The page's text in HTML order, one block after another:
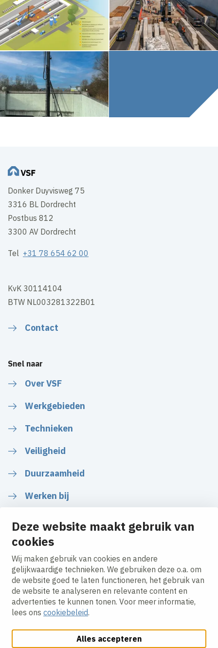
Deze website maakt gebruik van
cookies
Wij maken gebruik van cookies en andere
gelijkwaardige technieken. We gebruiken deze o.a. om
de website goed te laten functioneren, het gebruik van
de website te analyseren en relevante content en
advertenties te kunnen tonen. Voor meer informatie,
lees ons cookiebeleid.
Alles accepteren
Donker Duyvisweg 75
3316 BL Dordrecht
Postbus 812
3300 AV Dordrecht
Tel +31 78 654 62 00
KvK 30114104
BTW NL003281322B01
Contact
Snel naar
Over VSF
Werkgebieden
Technieken
Veiligheid
Duurzaamheid
Werken bij
LinkedInInstagramFacebookTwitterYouTube
Cookies aanpassenCookie beleidPrivacy policy